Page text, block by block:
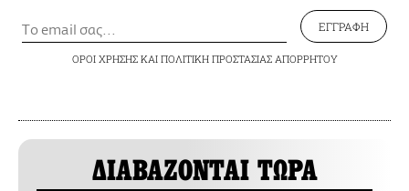
ΕΓΓΡΑΦΗ
ΟΡΟΙ ΧΡΗΣΗΣΚΑΙ ΠΟΛΙΤΙΚΗ ΠΡΟΣΤΑΣΙΑΣ ΑΠΟΡΡΗΤΟΥ
ΔΙΑΒΑΖΟΝΤΑΙ ΤΩΡΑ